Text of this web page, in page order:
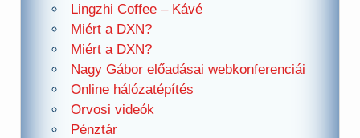
Lingzhi Coffee – Kávé
Miért a DXN?
Miért a DXN?
Nagy Gábor előadásai webkonferenciái
Online hálózatépítés
Orvosi videók
Pénztár